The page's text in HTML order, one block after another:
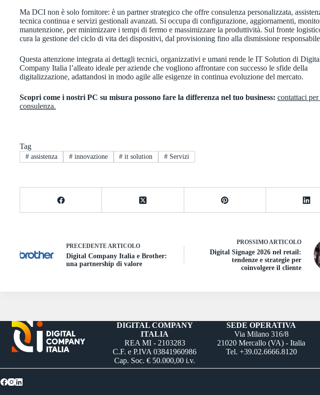
Ma DCI non è solo fornitore: è un partner strategico che offre consulenza personalizzata,
tecnica continua e servizi gestionali avanzati. Si occupa di configurazione, aggiornamenti,
manutenzione, per minimizzare i tempi di fermo e massimizzare la produttività. Sul fronte
cura la gestione del ciclo di vita dei dispositivi, dal provisioning fino alla dismissione
Questa attenzione integrata ai dettagli tecnici, organizzativi e umani rende le IT Solution di
Company Italia l’alleato ideale per aziende che vogliono affrontare con successo le sfide della
digitalizzazione, adattandosi in modo agile alle esigenze in continua evoluzione del mercato.
Scopri come i nostri PC su misura possono fare la differenza nel tuo business: contattaci per
consulenza.
Tag
#assistenza #innovazione # it solution # Servizi
PRECEDENTEARTICOLO
Digital Company Italia e Brother:
una partnership di valore
PROSSIMOARTICOLO
Digital Signage 2026 nel retail:
tendenze e strategie per
coinvolgere il cliente
DIGITAL COMPANY
ITALIA
REA MI - 2103283
C.F. e P.IVA 03841960986
Cap. Soc. € 50.000,00 i.v.
SEDE OPERATIVA
Via Milano 316/8
21020 Mercallo (VA) - Italia
Tel. +39.02.6666.8120